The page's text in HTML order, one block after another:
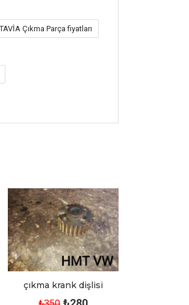
Çıkma Parça fiyatları
çıkma krank dişlisi